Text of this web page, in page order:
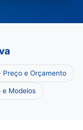
Preço e Orçamento
e Modelos